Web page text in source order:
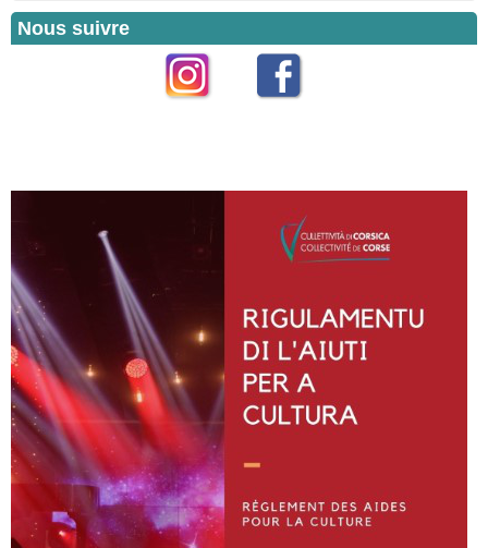
Nous suivre